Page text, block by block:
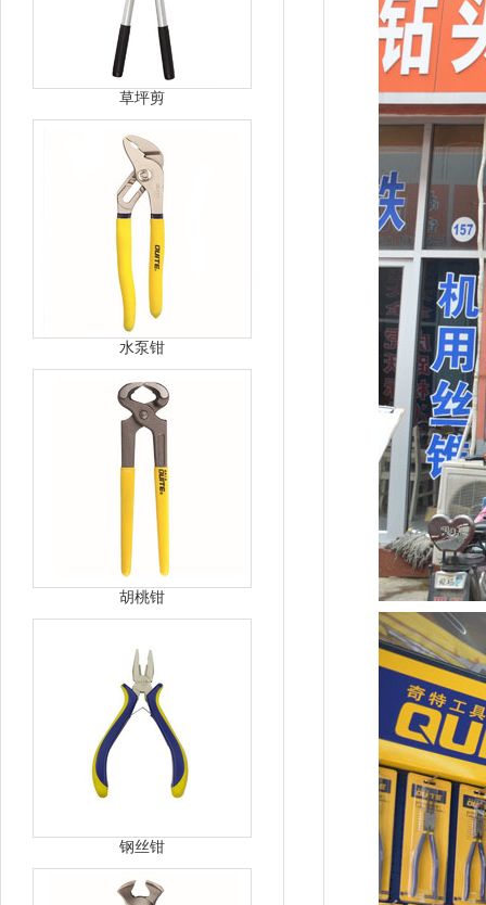
草坪剪
水泵钳
胡桃钳
钢丝钳